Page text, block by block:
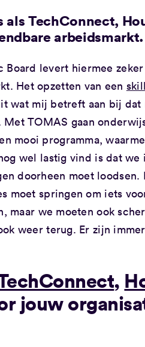
als TechConnect,
Board levert hiermee
Het opzetten van een
wat mij betreft aan bij dat
TOMAS gaan
mooi programma,
wel lastig vind is dat
doorheen moet
moet springen om iets
maar we moeten ook
weer terug. Er zijn
,
jouw